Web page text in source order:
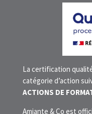
La certification
catégorie d’action
ACTIONS DE
Amiante & Co est